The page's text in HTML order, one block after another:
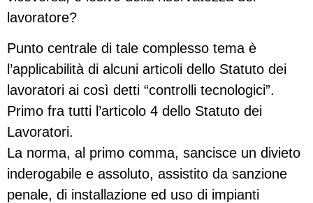
lavoratore?
Punto centrale di tale complesso tema è
l’applicabilità di alcuni articoli dello Statuto dei
lavoratori ai così detti “controlli tecnologici”.
Primo fra tutti l’articolo 4 dello Statuto dei
Lavoratori.
La norma, al primo comma, sancisce un divieto
inderogabile e assoluto, assistito da sanzione
penale, di installazione ed uso di impianti